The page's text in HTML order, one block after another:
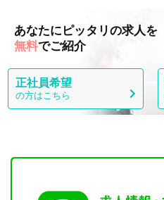
あなたにピッタリの求人を
無料でご紹介
正社員希望
の方はこちら